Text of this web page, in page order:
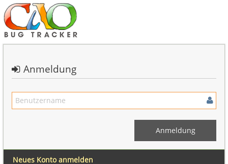
Anmeldung
Neues Konto anmelden